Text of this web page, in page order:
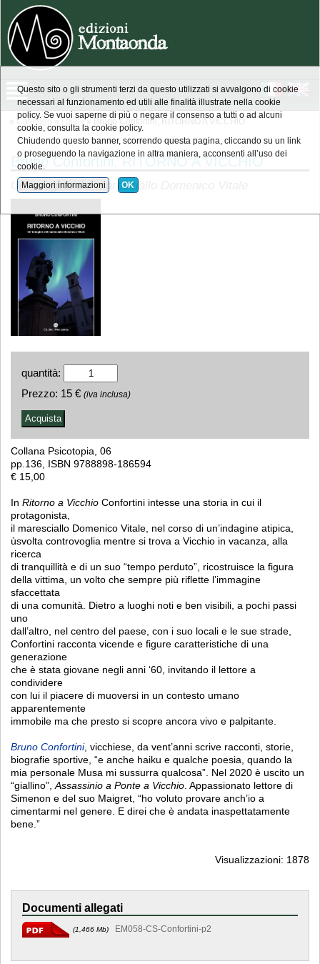
» Catalogo » » Bruno Confortini, RITORNO A VICCHIO
Bruno Confortini, RITORNO A VICCHIO
Un’indagine del maresciallo Domenico Vitale
quantità:
Prezzo: 15 € (iva inclusa)
Collana Psicotopia, 06
pp.136, ISBN 9788898-186594
€ 15,00
InRitorno a Vicchio Confortini intesse una storia in cui il
protagonista,
il maresciallo Domenico Vitale, nel corso di un’indagine atipica,
ùsvolta controvoglia mentre si trova a Vicchio in vacanza, alla
ricerca
di tranquillità e di un suo “tempo perduto”, ricostruisce la figura
della vittima, un volto che sempre più riflette l’immagine
sfaccettata
di una comunità. Dietro a luoghi noti e ben visibili, a pochi passi
uno
dall’altro, nel centro del paese, con i suo locali e le sue strade,
Confortini racconta vicende e figure caratteristiche di una
generazione
che è stata giovane negli anni ‘60, invitando il lettore a
condividere
con lui il piacere di muoversi in un contesto umano
apparentemente
immobile ma che presto si scopre ancora vivo e palpitante.
Bruno Confortini, vicchiese, da vent’anni scrive racconti, storie,
biografie sportive, “e anche haiku e qualche poesia, quando la
mia personale Musa mi sussurra qualcosa”. Nel 2020 è uscito un
“giallino”,Assassinio a Ponte a Vicchio . Appassionato lettore di
Simenon e del suo Maigret, “ho voluto provare anch’io a
cimentarmi nel genere. E direi che è andata inaspettatamente
bene.”
Visualizzazioni: 1878
Documenti allegati
(1,466 Mb) EM058-CS-Confortini-p2
Questo sito o gli strumenti terzi da questo utilizzati si avvalgono di cookie
necessari al funzionamento ed utili alle finalità illustrate nella cookie
policy. Se vuoi saperne di più o negare il consenso a tutti o ad alcuni
cookie, consulta la cookie policy.
Chiudendo questo banner, scorrendo questa pagina, cliccando su un link
o proseguendo la navigazione in altra maniera, acconsenti all’uso dei
cookie.
Maggiori informazioni OK